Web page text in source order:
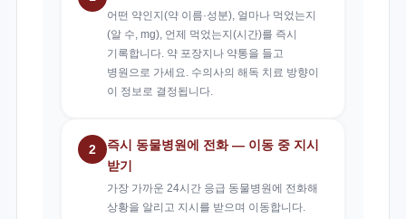
어떤 약인지(약 이름·성분), 얼마나 먹었는지
(알 수, mg), 언제 먹었는지(시간)를 즉시
기록합니다. 약 포장지나 약통을 들고
병원으로 가세요. 수의사의 해독 치료 방향이
이 정보로 결정됩니다.
2
즉시 동물병원에 전화 — 이동 중 지시
받기
가장 가까운 24시간 응급 동물병원에 전화해
상황을 알리고 지시를 받으며 이동합니다.